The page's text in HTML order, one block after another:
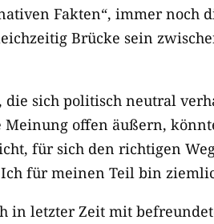
Fakten“, immer noch
Brücke sein
sich politisch neutral
offen äußern,
für sich den richtigen
für meinen Teil bin
in letzter Zeit mit